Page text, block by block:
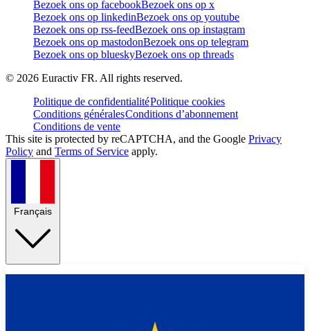
Bezoek ons op facebookBezoek ons op x
Bezoek ons op linkedinBezoek ons op youtube
Bezoek ons op rss-feedBezoek ons op instagram
Bezoek ons op mastodonBezoek ons op telegram
Bezoek ons op blueskyBezoek ons op threads
© 2026 Euractiv FR. All rights reserved.
Politique de confidentialitéPolitique cookies
Conditions généralesConditions d’abonnement
Conditions de vente
This site is protected by reCAPTCHA, and the Google Privacy
Policy and Terms of Service apply.
Français